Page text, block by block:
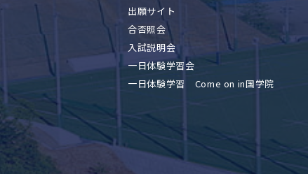
出願サイト
合否照会
入試説明会
一日体験学習会
一日体験学習 Come on in国学院